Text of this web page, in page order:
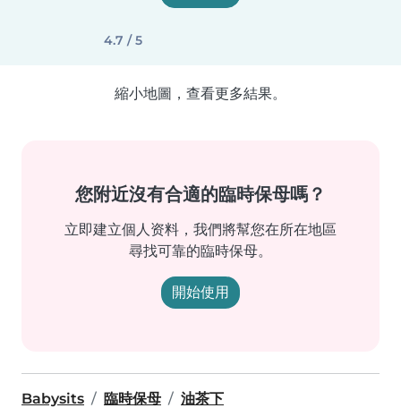
4.7 / 5
縮小地圖，查看更多結果。
您附近沒有合適的臨時保母嗎？
立即建立個人资料，我們將幫您在所在地區
尋找可靠的臨時保母。
開始使用
Babysits 臨時保母 油茶下